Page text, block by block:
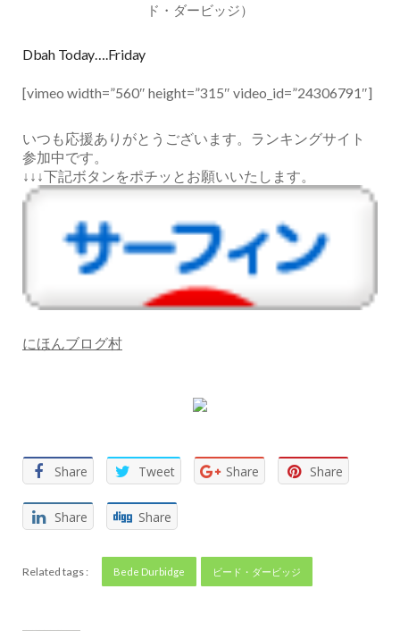
ド・ダービッジ）
Dbah Today….Friday
[vimeo width=”560″ height=”315″ video_id=”24306791″]
いつも応援ありがとうございます。ランキングサイト
参加中です。
↓↓↓下記ボタンをポチッとお願いいたします。
にほんブログ村
Share Tweet Share Share
Share Share
Related tags : Bede Durbidge ビード・ダービッジ